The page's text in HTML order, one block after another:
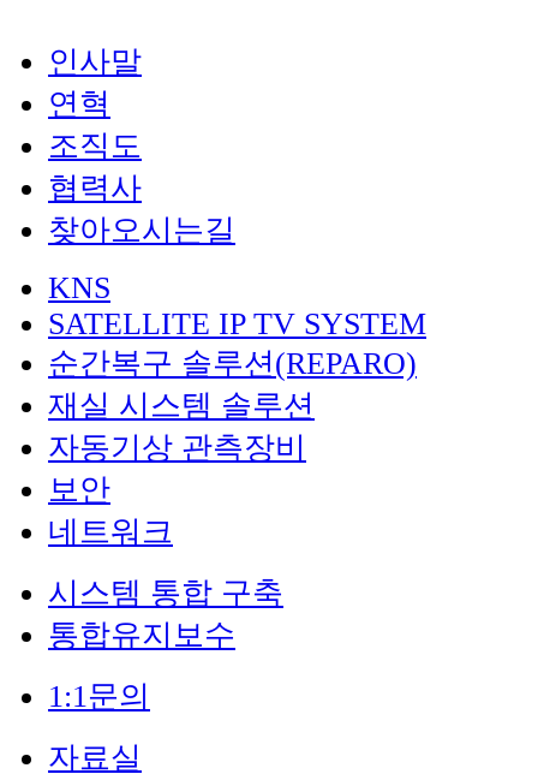
인사말
연혁
조직도
협력사
찾아오시는길
KNS
SATELLITE IP TV SYSTEM
순간복구 솔루션(REPARO)
재실 시스템 솔루션
자동기상 관측장비
보안
네트워크
시스템 통합 구축
통합유지보수
1:1문의
자료실